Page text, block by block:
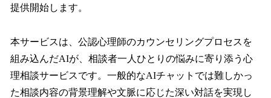
で
提供開始します。
本サービスは、公認心理師のカウンセリングプロセスを
組み込んだAIが、相談者一人ひとりの悩みに寄り添う心
理相談サービスです。一般的なAIチャットでは難しかっ
た相談内容の背景理解や文脈に応じた深い対話を実現し